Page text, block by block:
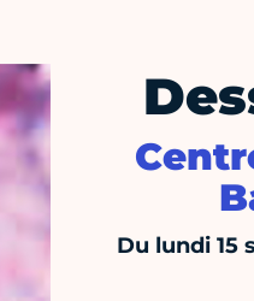
Du lundi 15